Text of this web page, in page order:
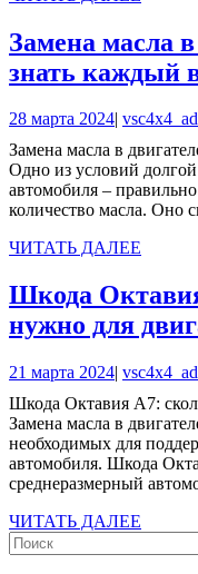
Замена масла
знать каждый
28 марта 202428
2024
Замена масла в двигателе: что должен знать каждый водитель
Одно из условий
автомобиля –
количество масла. Оно
ЧИТАТЬ ДАЛЕЕ
Шкода
нужно для
21 марта 202421
2024
|
Шкода Октавия А7: сколько масла нужно для двигателя?
Замена масла в
необходимых для
автомобиля. Шкода
среднеразмерный
ЧИТАТЬ ДАЛЕЕ
Найти: